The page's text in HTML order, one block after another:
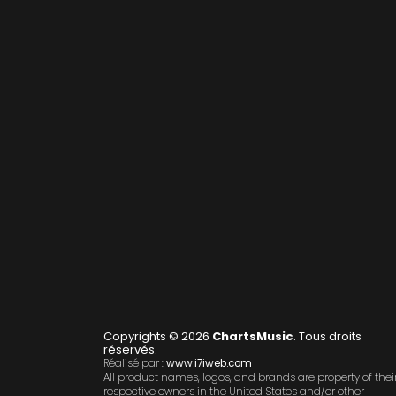
Copyrights © 2026 ChartsMusic. Tous droits
réservés.
Réalisé par :www.i7iweb.com
All product names, logos, and brands are property of
respective owners in the United States and/or other